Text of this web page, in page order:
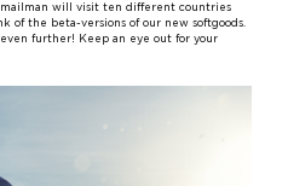
will visit ten different countries
of the beta-versions of our new softgoods.
further! Keep an eye out for your